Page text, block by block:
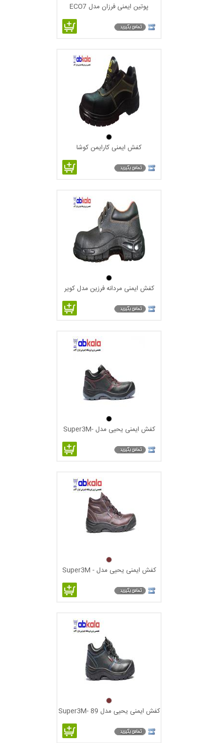
پوتین ایمنی فرزان مدل ECO7
کفش ایمنی کارایمن کوشا
کفش ایمنی مردانه فرزین مدل کویر
کفش ایمنی یحیی مدل Super3M-
کفش ایمنی یحیی مدل Super3M -
کفش ایمنی یحیی مدل Super3M- 89